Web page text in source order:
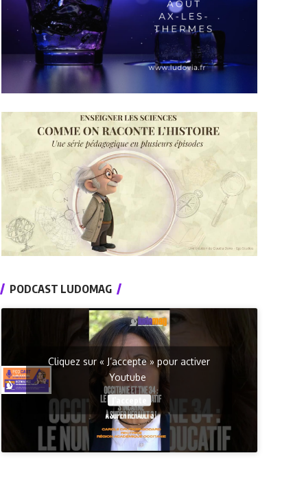
PODCAST LUDOMAG
Cliquez sur « J’accepte » pour activer
Youtube